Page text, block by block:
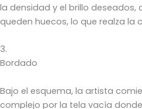
la densidad y el brillo deseados,
queden huecos, lo que realza la
3.
Bordado
Bajo el esquema, la artista
complejo por la tela vacía